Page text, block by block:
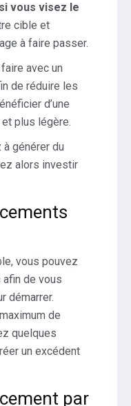
vous visez le
cible et
à faire passer.
avec un
de réduire les
d’une
plus légère.
générer du
alors investir
vous pouvez
de vous
démarrer.
de
quelques
un excédent
par